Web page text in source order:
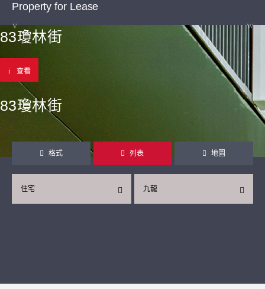
Property for Lease
83瓊林街
查看
83瓊林街
格式 列表 地圖
九龍
住宅